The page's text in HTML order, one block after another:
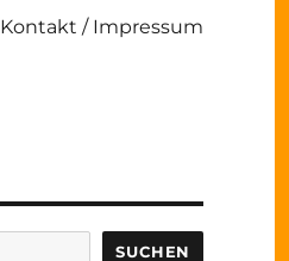
Kontakt / Impressum
SUCHEN